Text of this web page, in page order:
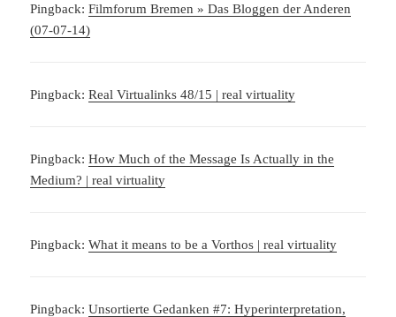
Pingback:Filmforum Bremen » Das Bloggen der Anderen
(07-07-14)
Pingback:Real Virtualinks 48/15 | real virtuality
Pingback:How Much of the Message Is Actually in the
Medium? | real virtuality
Pingback:What it means to be a Vorthos | real virtuality
Pingback:Unsortierte Gedanken #7: Hyperinterpretation,